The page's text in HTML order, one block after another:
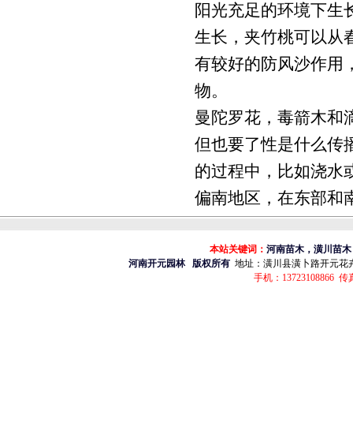
阳光充足的环境下生
生长，夹竹桃可以从
有较好的防风沙作用
物。
曼陀罗花，毒箭木和
但也要了性是什么传
的过程中，比如浇水
偏南地区，在东部和
本站关键词： 河南苗木，潢川苗
河南开元园林 版权所有 地址： 潢川县潢卜路开元花
手机：13723108866 传